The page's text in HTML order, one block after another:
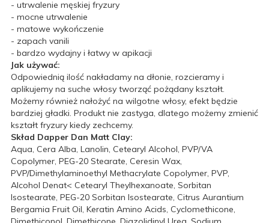
- utrwalenie męskiej fryzury
- mocne utrwalenie
- matowe wykończenie
- zapach vanili
- bardzo wydajny i łatwy w apikacji
Jak używać:
Odpowiednią ilość nakładamy na dłonie, rozcieramy i
aplikujemy na suche włosy tworząć pożądany kształt.
Możemy również nałożyć na wilgotne włosy, efekt będzie
bardziej gładki. Produkt nie zastyga, dlatego możemy zmienić
kształt fryzury kiedy zechcemy.
Skład Dapper Dan Matt Clay:
Aqua, Cera Alba, Lanolin, Cetearyl Alcohol, PVP/VA
Copolymer, PEG-20 Stearate, Ceresin Wax,
PVP/Dimethylaminoethyl Methacrylate Copolymer, PVP,
Alcohol Denat< Cetearyl Theylhexanoate, Sorbitan
Isostearate, PEG-20 Sorbitan Isostearate, Citrus Aurantium
Bergamia Fruit Oil, Keratin Amino Acids, Cyclomethicone,